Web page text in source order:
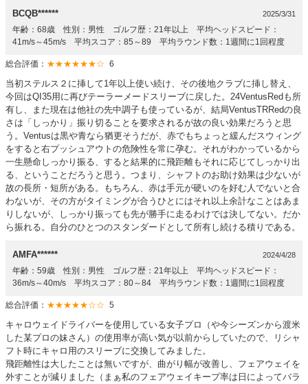
BCQB****** 2025/3/31
年齢：68歳 性別：男性 ゴルフ歴：21年以上 平均ヘッドスピード：
41m/s～45m/s 平均スコア：85～89 平均ラウンド数：1週間に1回程度
総合評価： ★★★★★★☆ 6
当初ステルス２に挿して1年以上使い続け、その後地クラブに挿し替え、
今回はQI35用に再びテーラーメードスリーブに戻した。24VentusRedも所
有し、また現在は他社の先中調子も使っているが、結局VentusTRRedの良
さは「しっかり」振り切ることを要求されるが故の良い効果だろうと思
う。Ventusは黒や青なら猶更そうだが、赤でもちょっと緩んだスウィング
をすると右プッシュアウトの危険性を常に孕む。それがわかっているから
一生懸命しっかり振る、すると結果的に飛距離もそれに応じてしっかり出
る、ということだろうと思う。つまり、シャフトのお助け効果は少ないが
故の長所・短所がある。もちろん、赤は手元が硬いのを好む人でないと合
わないが、その方がタイミングが合うひとにはそれ以上余計なことはあま
りしないが、しっかり振っても先が勝手に走るわけでは決してない。だか
ら振れる。自分のひとつのスタンダードとして所有し続ける積りである。
AMFA****** 2024/4/28
年齢：59歳 性別：男性 ゴルフ歴：21年以上 平均ヘッドスピード：
36m/s～40m/s 平均スコア：80～84 平均ラウンド数：1週間に1回程度
総合評価： ★★★★★☆☆ 5
キャロウェイドライバーを使用している女子プロ（や今シーズンから渡米
した某プロの妹さん）の使用率が高い気が以前からしていたので、リシャ
フト時にキャロ用のスリーブに交換してみました。
飛距離性は大したことは無いですが、曲がり幅が改善し、フェアウェイを
外すことが減りました（まぁ私のフェアウェイキープ率は日によってバラ